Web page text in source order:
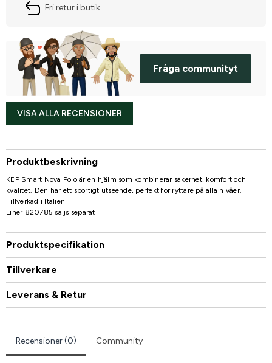
Fri retur i butik
Fråga communityt
VISA ALLA RECENSIONER
Produktbeskrivning
KEP Smart Nova Polo är en hjälm som kombinerar säkerhet, komfort och
kvalitet. Den har ett sportigt utseende, perfekt för ryttare på alla nivåer.
Tillverkad i Italien
Liner 820785 säljs separat
Produktspecifikation
Tillverkare
Leverans & Retur
Recensioner (0) Community